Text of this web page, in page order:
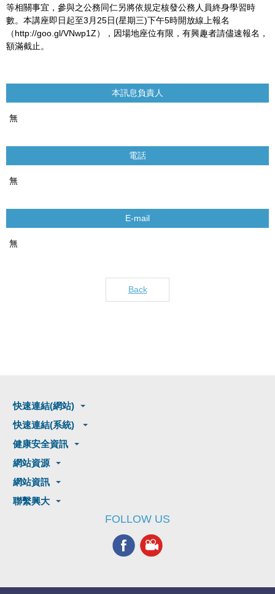
等相關事宜，參與之公務同仁另將依規定核發公務人員終身學習時
數。本講座即日起至3月25日(星期三)下午5時開放線上報名
（http://goo.gl/VNwp1Z），因場地座位有限，有興趣者請儘速報名，
額滿截止。
本訊息負責人
無
電話
無
E-mail
無
Back
快速連結(網站)
快速連結(系統)
健康安全資訊
網站資源
網站資訊
聯繫興大
FOLLOW US